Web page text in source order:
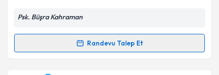
Psk. Büşra Kahraman
Randevu Talep Et
Randevu Takvimi Talebi